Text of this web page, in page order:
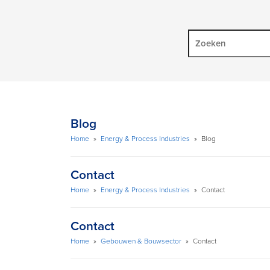
Blog
Home » Energy & Process Industries » Blog
Contact
Home » Energy & Process Industries » Contact
Contact
Home » Gebouwen & Bouwsector » Contact